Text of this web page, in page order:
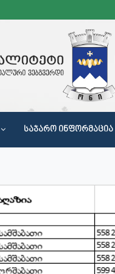
ᲡᲐᲯᲐᲠᲝ ᲘᲜᲤᲝᲠᲛᲐᲪᲘᲐ